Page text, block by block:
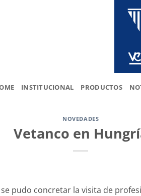
INSTITUCIONAL PRODUCTOS
NOVEDADES
Vetanco en
pudo concretar la visita de